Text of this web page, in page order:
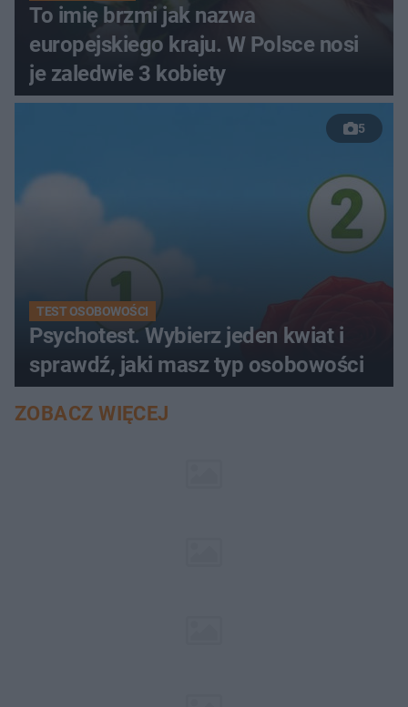
To imię brzmi jak nazwa
europejskiego kraju. W Polsce nosi
je zaledwie 3 kobiety
5
TEST OSOBOWOŚCI
Psychotest. Wybierz jeden kwiat i
sprawdź, jaki masz typ osobowości
ZOBACZ WIĘCEJ